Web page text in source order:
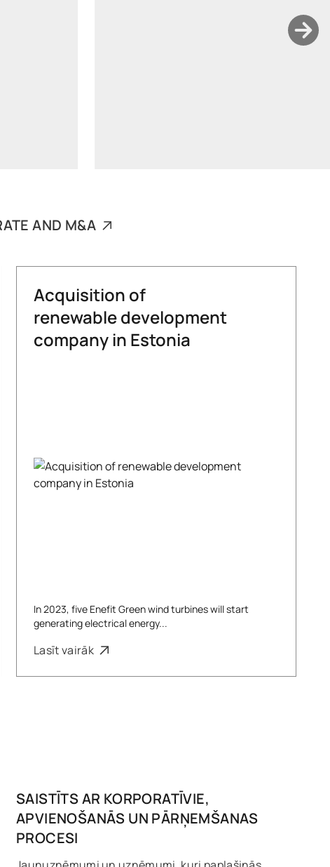
AND M&A
Acquisition of
renewable development
company in Estonia
In 2023, five Enefit Green wind turbines will start
generating electrical energy...
Lasīt vairāk
SAISTĪTS AR KORPORATĪVIE,
APVIENOŠANĀS UN PĀRŅEMŠANAS
PROCESI